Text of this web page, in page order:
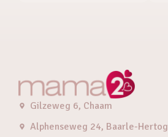
Gilzeweg 6, Chaam
Alphenseweg 24, Baarle-Hertog